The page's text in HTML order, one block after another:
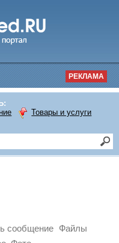
РЕКЛАМА
Товары и услуги
сообщение Файлы